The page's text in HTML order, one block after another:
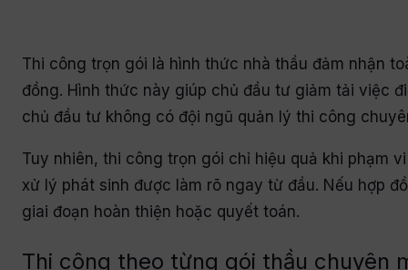
Thi công trọn gói là hình thức nhà thầu đảm nhận
đồng. Hình thức này giúp chủ đầu tư giảm tải việc
chủ đầu tư không có đội ngũ quản lý thi công
Tuy nhiên, thi công trọn gói chỉ hiệu quả khi phạm
xử lý phát sinh được làm rõ ngay từ đầu. Nếu hợp
giai đoạn hoàn thiện hoặc quyết toán.
Thi công theo từng gói thầu chuyên